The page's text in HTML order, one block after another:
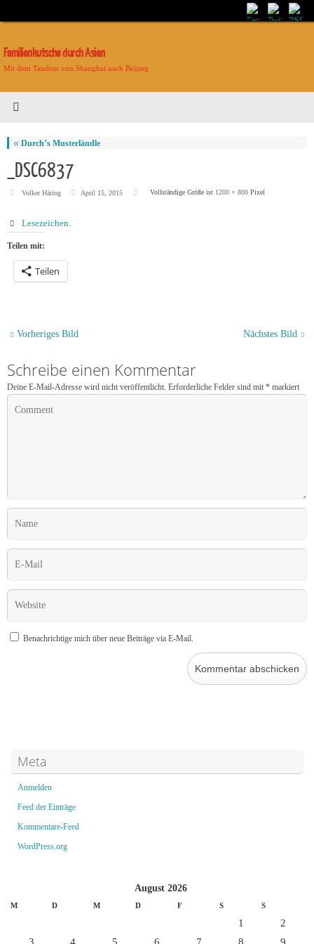
Familienkutsche durch Asien
Mit dem Tandem von Shanghai nach Beijing
« Durch’s Musterländle
_DSC6837
Volker Häring April 15, 2015 Vollständige Größe ist 1200 × 800Pixel
Lesezeichen.
Teilen mit:
Teilen
Vorheriges Bild Nächstes Bild
Schreibe einen Kommentar
Deine E-Mail-Adresse wird nicht veröffentlicht. Erforderliche Felder sind mit * markiert
Benachrichtige mich über neue Beiträge via E-Mail.
Meta
Anmelden
Feed der Einträge
Kommentare-Feed
WordPress.org
August 2026
M D M D F S S
1
2